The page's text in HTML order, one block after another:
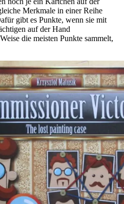
Merkmale in einer Reihe
gibt es Punkte, wenn sie mit
auf der Hand
die meisten Punkte sammelt,